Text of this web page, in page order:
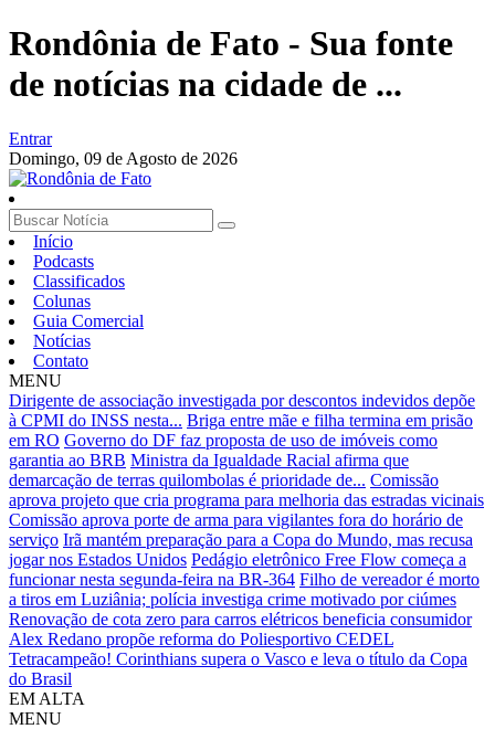
Rondônia de Fato - Sua fonte
de notícias na cidade de ...
Entrar
Domingo, 09 de Agosto de 2026
Início
Podcasts
Classificados
Colunas
Guia Comercial
Notícias
Contato
MENU
Dirigente de associação investigada por descontos indevidos depõe
à CPMI do INSS nesta... Briga entre mãe e filha termina em prisão
em RO Governo do DF faz proposta de uso de imóveis como
garantia ao BRB Ministra da Igualdade Racial afirma que
demarcação de terras quilombolas é prioridade de... Comissão
aprova projeto que cria programa para melhoria das estradas vicinais
Comissão aprova porte de arma para vigilantes fora do horário de
serviço Irã mantém preparação para a Copa do Mundo, mas recusa
jogar nos Estados Unidos Pedágio eletrônico Free Flow começa a
funcionar nesta segunda-feira na BR-364 Filho de vereador é morto
a tiros em Luziânia; polícia investiga crime motivado por ciúmes
Renovação de cota zero para carros elétricos beneficia consumidor
Alex Redano propõe reforma do Poliesportivo CEDEL
Tetracampeão! Corinthians supera o Vasco e leva o título da Copa
do Brasil
EM ALTA
MENU